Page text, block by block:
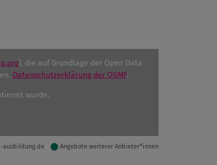
), die auf Grundlage der Open Data
Datenschutzerklärung der OSMF.
wurde.
ausbildung.de Angebote weiterer Anbieter*innen